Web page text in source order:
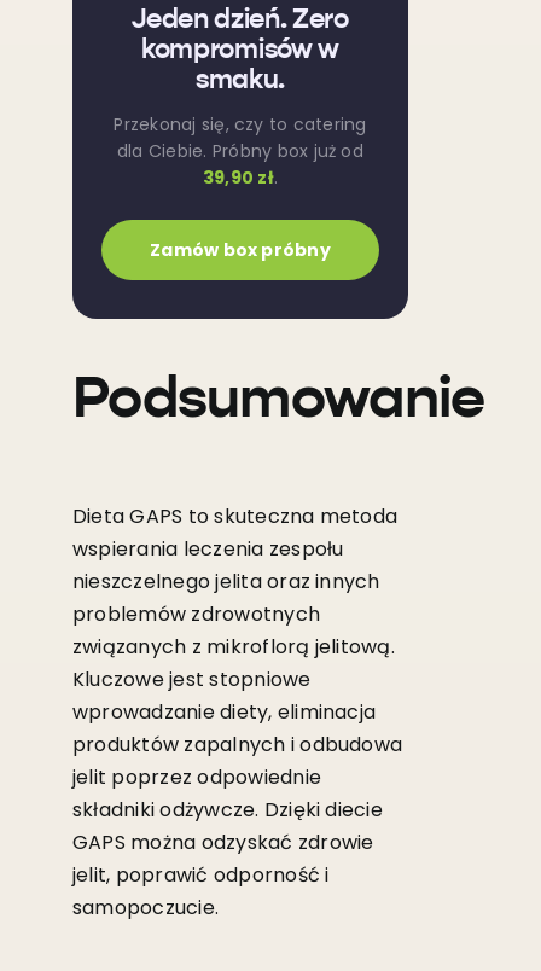
Jeden dzień. Zero
kompromisów w
smaku.
Przekonaj się, czy to catering
dla Ciebie. Próbny box już od
39,90 zł.
Zamów box próbny
Podsumowanie
Dieta GAPS to skuteczna metoda
wspierania leczenia zespołu
nieszczelnego jelita oraz innych
problemów zdrowotnych
związanych z mikroflorą jelitową.
Kluczowe jest stopniowe
wprowadzanie diety, eliminacja
produktów zapalnych i odbudowa
jelit poprzez odpowiednie
składniki odżywcze. Dzięki diecie
GAPS można odzyskać zdrowie
jelit, poprawić odporność i
samopoczucie.